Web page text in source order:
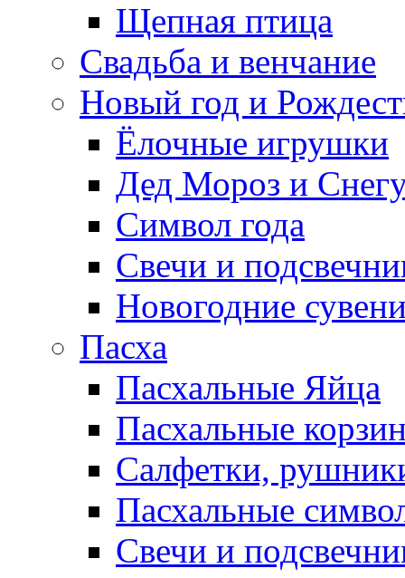
Щепная птица
Свадьба и венчание
Новый год и
Ёлочные игрушки
Дед Мороз и
Символ года
Свечи и
Новогодние
Пасха
Пасхальные Яйца
Пасхальные
Салфетки,
Пасхальные
Свечи и